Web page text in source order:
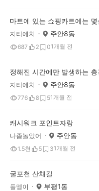
마트에 있는 쇼핑카트에는
지티에치 주안8동
687 2 01개월 전
정해진 시간에만 발생하는
지티에치 주안8동
776 8 51개월 전
캐시워크 포인트자랑
나좀놀았어 주안동
1.5천 5 31개월 전
굴포천 산채길
돌멩이 부평1동